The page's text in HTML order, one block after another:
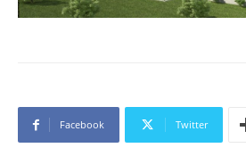
Facebook Twitter